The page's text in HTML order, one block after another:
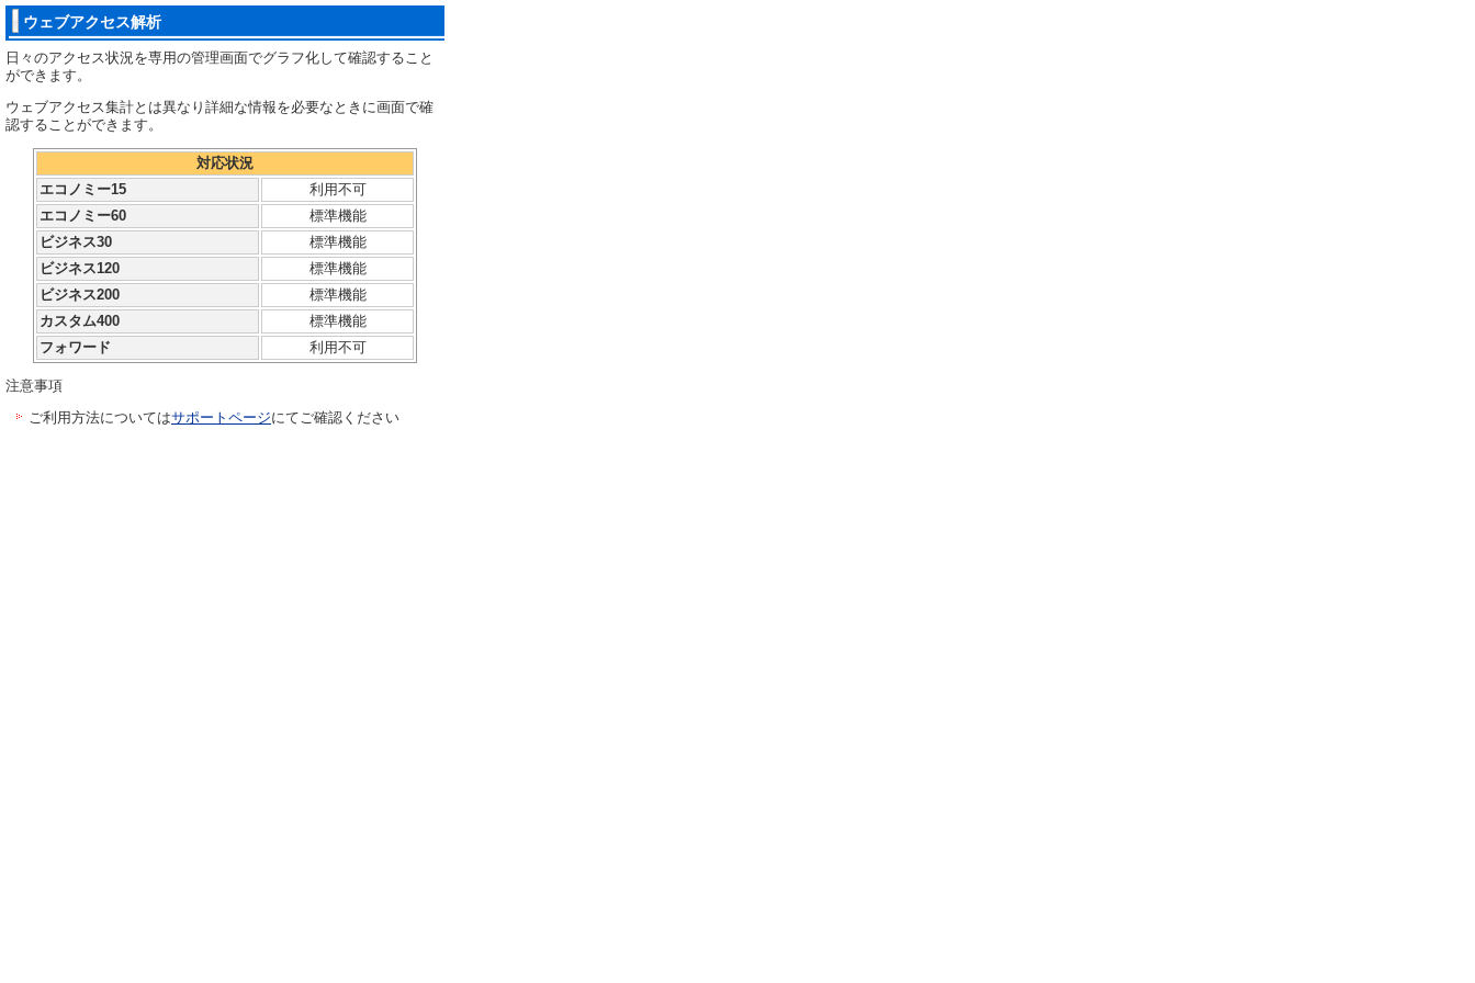
ウェブアクセス解析
日々のアクセス状況を専用の管理画面でグラフ化して確認すること
ができます。
ウェブアクセス集計とは異なり詳細な情報を必要なときに画面で確
認することができます。
対応状況
エコノミー15
利用不可
エコノミー60
標準機能
ビジネス30
標準機能
ビジネス120
標準機能
ビジネス200
標準機能
カスタム400
標準機能
フォワード
利用不可
注意事項
ご利用方法についてはサポートページにてご確認ください